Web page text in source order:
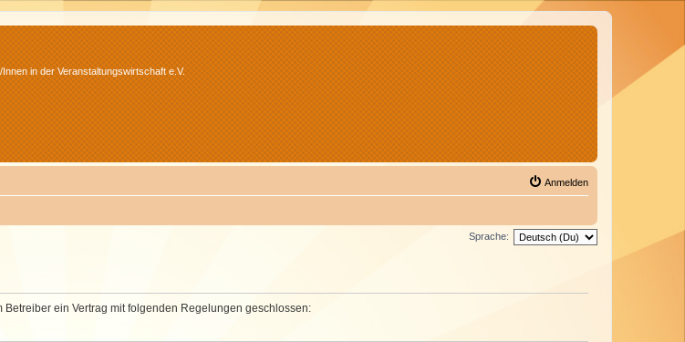
in der Veranstaltungswirtschaft e.V.
Anmelden
Sprache:
Betreiber ein Vertrag mit folgenden Regelungen geschlossen: